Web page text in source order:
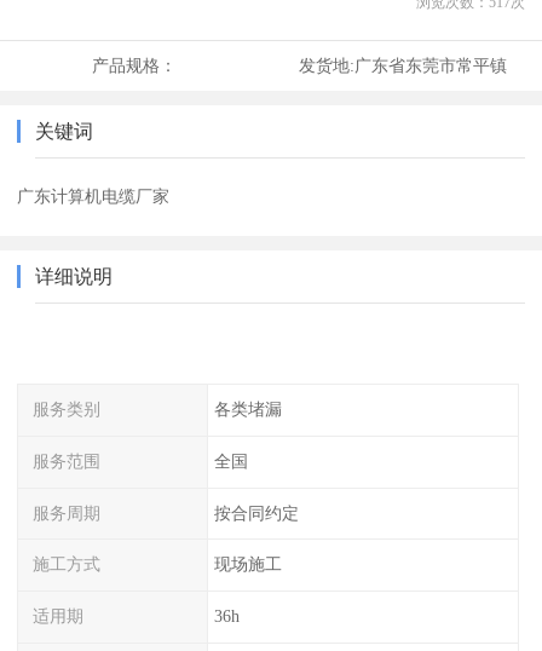
产品规格： 发货地:广东省东莞市常平镇
关键词
广东计算机电缆厂家
详细说明
服务类别 各类堵漏
服务范围 全国
服务周期 按合同约定
施工方式 现场施工
适用期 36h